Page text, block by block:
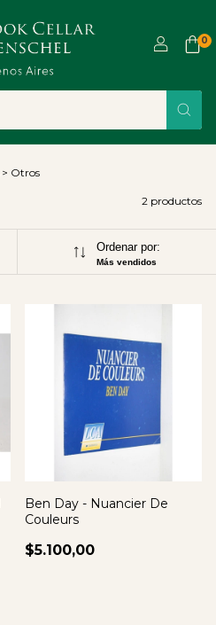
0
> Otros
2 productos
Ordenar por:
Más vendidos
Ben Day - Nuancier De
Couleurs
$5.100,00